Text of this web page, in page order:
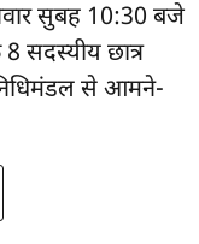
सुबह 10:30 बजे
सदस्यीय छात्र
से आमने-